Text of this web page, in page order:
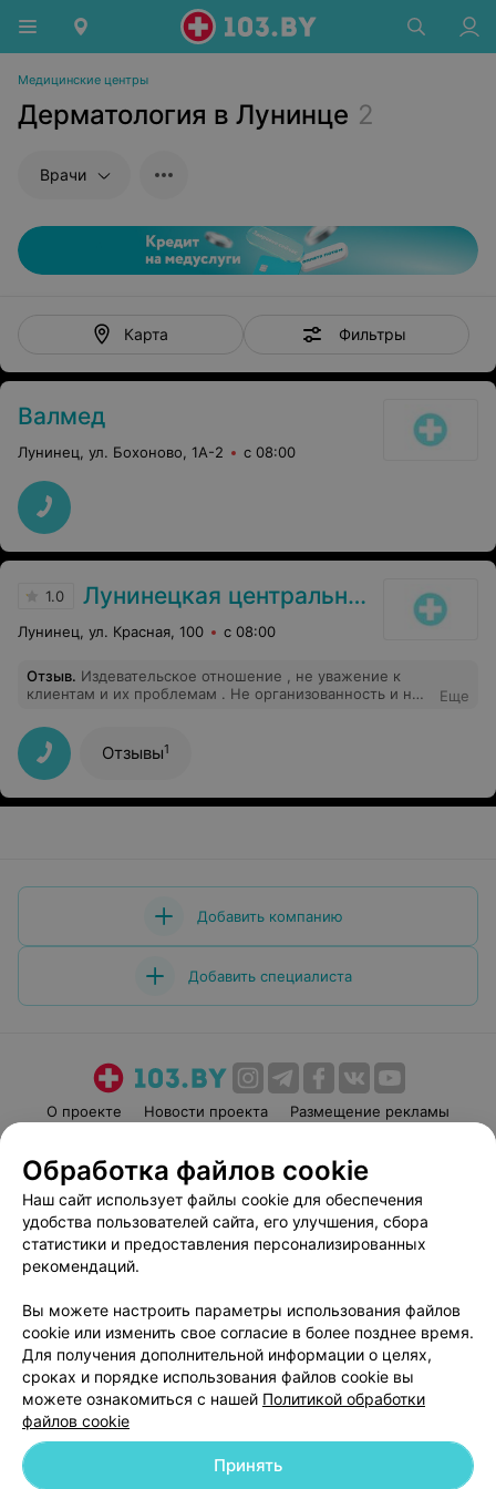
Медицинские центры
Дерматология в Лунинце 2
Врачи
Карта Фильтры
Валмед
Лунинец, ул. Бохоново, 1А-2 с 08:00
1.0 Лунинецкая центральная районная поликлиника
Лунинец, ул. Красная, 100 с 08:00
Отзыв. Издевательское отношение , не уважение к
клиентам и их проблемам . Не организованность и не
Еще
Отзывы1
Добавить компанию
Добавить специалиста
О проекте Новости проекта
Размещение рекламы
Пользовательское соглашение
Способы оплаты
Вакансии
Партнеры
Написать руководителю 103.by
Обработка персональных данных
© 2026 ООО «Артокс Лаб», УНП 191700409 | 220012, Республика Беларусь,
Обработка файлов cookie
Наш сайт использует файлы cookie для обеспечения
удобства пользователей сайта, его улучшения, сбора
статистики и предоставления персонализированных
рекомендаций.
Вы можете настроить параметры использования файлов
cookie или изменить свое согласие в более позднее время.
Для получения дополнительной информации о целях,
сроках и порядке использования файлов cookie вы
можете ознакомиться с нашей Политикой обработки
файлов cookie
Принять